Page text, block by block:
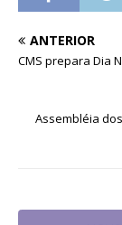
ANTERIOR
CMS prepara Dia
Assembléia